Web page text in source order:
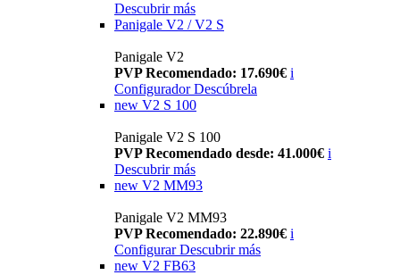
Descubrir más
Panigale V2 / V2 S
Panigale V2
PVP Recomendado: 17.690€ i
Configurador Descúbrela
new V2 S 100
Panigale V2 S 100
PVP Recomendado desde: 41.000€ i
Descubrir más
new V2 MM93
Panigale V2 MM93
PVP Recomendado: 22.890€ i
Configurar Descubrir más
new V2 FB63